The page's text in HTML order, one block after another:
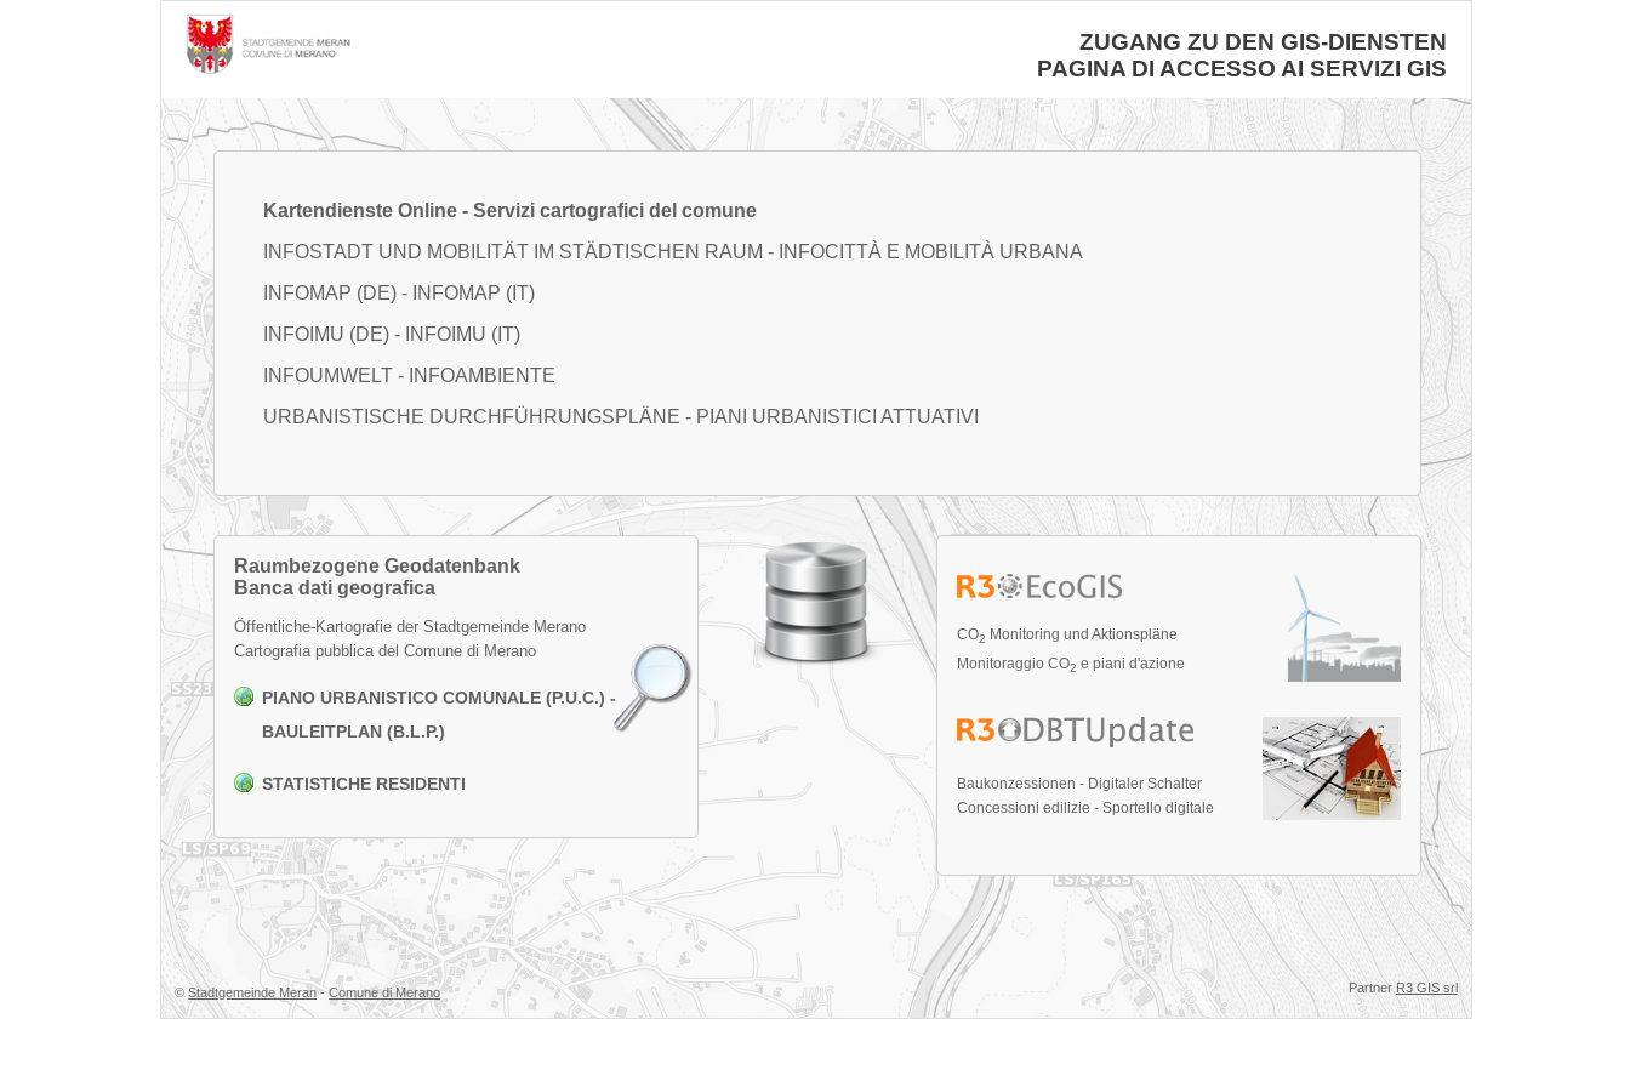
ZUGANG ZU DEN GIS-DIENSTEN
PAGINA DI ACCESSO AI SERVIZI GIS
Kartendienste Online - Servizi cartografici del comune
INFOSTADT UND MOBILITÄT IM STÄDTISCHEN RAUM - INFOCITTÀ E MOBILITÀ URBANA
INFOMAP (DE)- INFOMAP (IT)
INFOIMU (DE)- INFOIMU (IT)
INFOUMWELT- INFOAMBIENTE
URBANISTISCHE DURCHFÜHRUNGSPLÄNE - PIANI URBANISTICI ATTUATIVI
Raumbezogene Geodatenbank
Banca dati geografica
Öffentliche-Kartografie der Stadtgemeinde Merano
Cartografia pubblica del Comune di Merano
PIANO URBANISTICO COMUNALE (P.U.C.) -
BAULEITPLAN (B.L.P.)
STATISTICHE RESIDENTI
CO2 Monitoring und Aktionspläne
Monitoraggio CO2 e piani d'azione
Baukonzessionen - Digitaler Schalter
Concessioni edilizie - Sportello digitale
©Stadtgemeinde Meran-Comune di Merano Partner R3 GIS srl